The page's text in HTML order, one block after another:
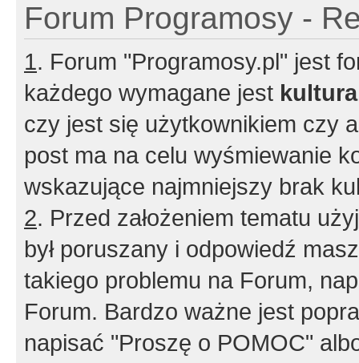
Forum Programosy -
1. Forum "Programosy.pl" jest
każdego wymagane jest
czy jest się użytkownikiem czy
post ma na celu wyśmiewanie
wskazujące najmniejszy brak
2. Przed założeniem tematu
był poruszany i odpowiedź
takiego problemu na Forum,
Forum. Bardzo ważne jest
napisać "Proszę o POMOC"